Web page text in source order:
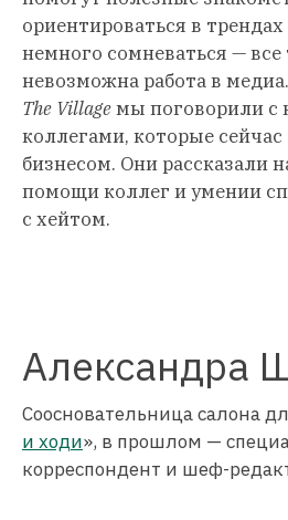
ориентироваться в
немного сомневаться — все
невозможна работа в
The Villageмы поговорили
коллегами, которые
бизнесом. Они рассказали
помощи коллег и умении
с хейтом.
Александра
Соосновательница салона
и ходи», в прошлом —
корреспондент и шеф-